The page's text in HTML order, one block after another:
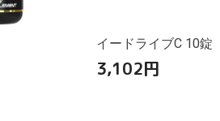
イードライブC 10錠
3,102円